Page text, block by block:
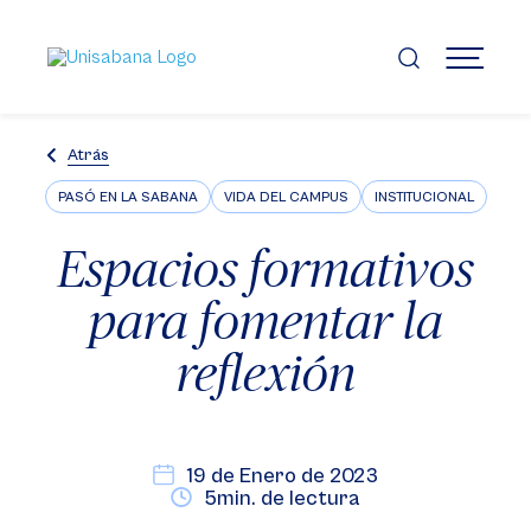
contenido
principal
MENÚ
Atrás
PASÓ EN LA SABANA VIDA DEL CAMPUS INSTITUCIONAL
Espacios formativos
para fomentar la
reflexión
19 de Enero de 2023
5min. de lectura